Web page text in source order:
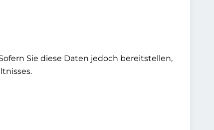
Sie diese Daten jedoch bereitstellen,